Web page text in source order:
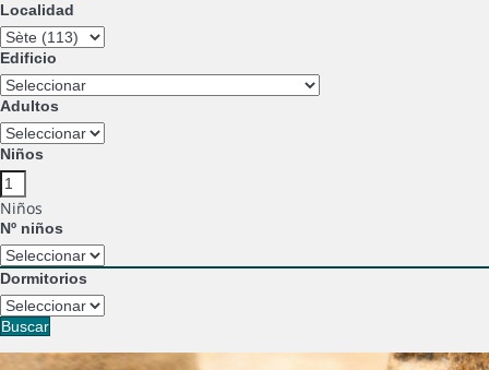
Localidad
Edificio
Adultos
Niños
Niños
Nº niños
Dormitorios
Buscar